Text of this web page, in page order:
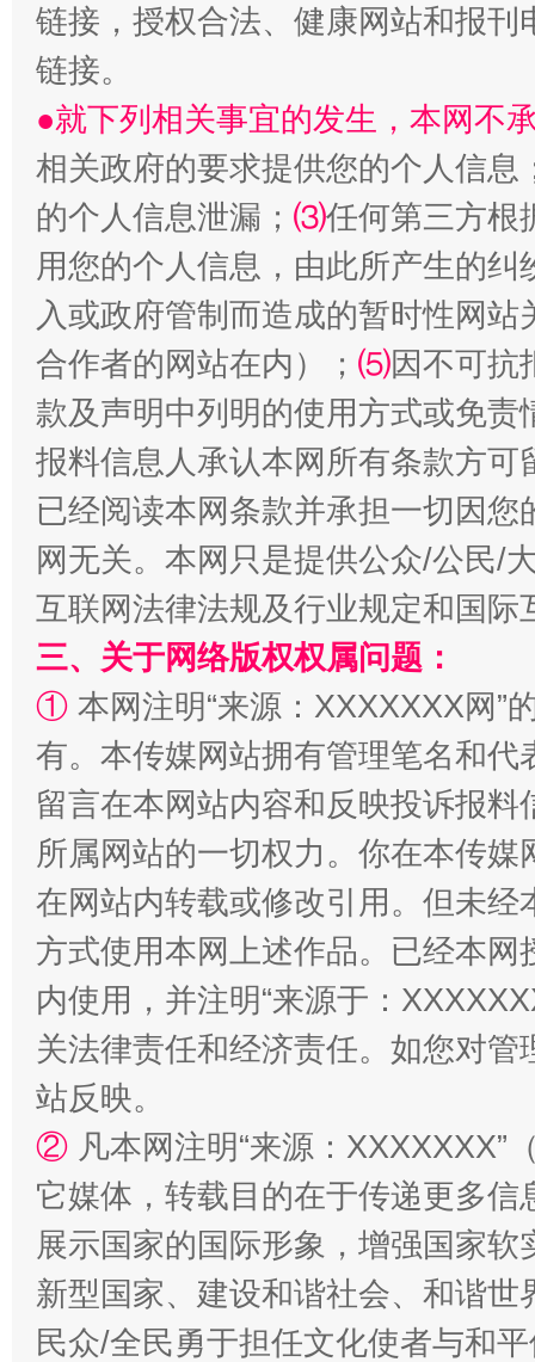
“刷贴”乱象丛生
生
揭批美国五大"原罪" "炒
解纷+调解+退费，一次搞定
站台名比不上好声名
链接，授权合法、健康网站和报
链接。
●就下列相关事宜的发生，本网不
相关政府的要求提供您的个人信息
的个人信息泄漏； ⑶任何第三方根
用您的个人信息，由此所产生的纠
入或政府管制而造成的暂时性网
合作者的网站在内）； ⑸因不可抗
款及声明中列明的使用方式或免责
报料信息人承认本网所有条款方
已经阅读本网条款并承担一切因
网无关。本网只是提供公众/公民/
互联网法律法规及行业规定和国
三、关于网络版权权属问题：
① 本网注明“来源：XXXXXXX网”
有。本传媒网站拥有管理笔名和
留言在本网站内容和反映投诉报
所属网站的一切权力。你在本传
在网站内转载或修改引用。但未
方式使用本网上述作品。已经本
内使用，并注明“来源于：
关法律责任和经济责任。如您对
站反映。
② 凡本网注明“来源：
它媒体，转载目的在于传递更多
展示国家的国际形象，增强国家
新型国家、建设和谐社会、和谐
民众/全民勇于担任文化使者与和